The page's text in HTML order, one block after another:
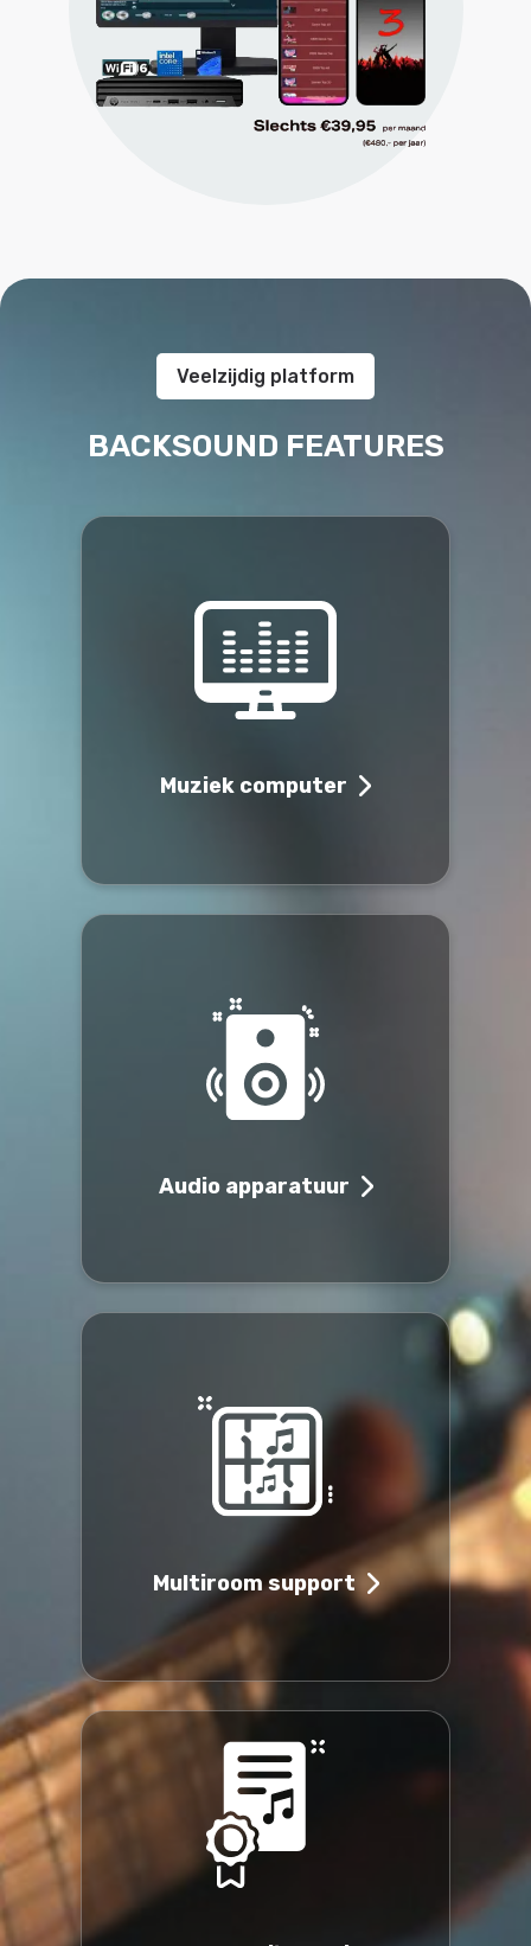
Veelzijdig platform
BACKSOUND FEATURES
Muziek computer
Audio apparatuur
Multiroom support